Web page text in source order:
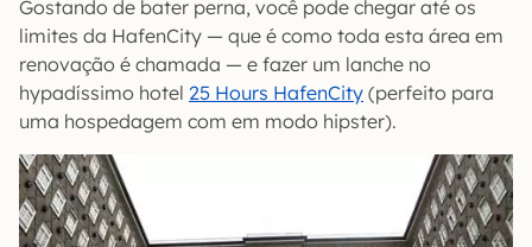
Gostando de bater perna, você pode chegar até os
limites da HafenCity — que é como toda esta área em
renovação é chamada — e fazer um lanche no
hypadíssimo hotel 25 Hours HafenCity (perfeito para
uma hospedagem com em modo hipster).